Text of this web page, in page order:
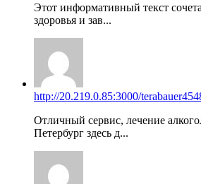
Этот информативный текст
здоровья и зав...
http://20.219.0.85:3000/
Отличный сервис, лечение
Петербург здесь д...